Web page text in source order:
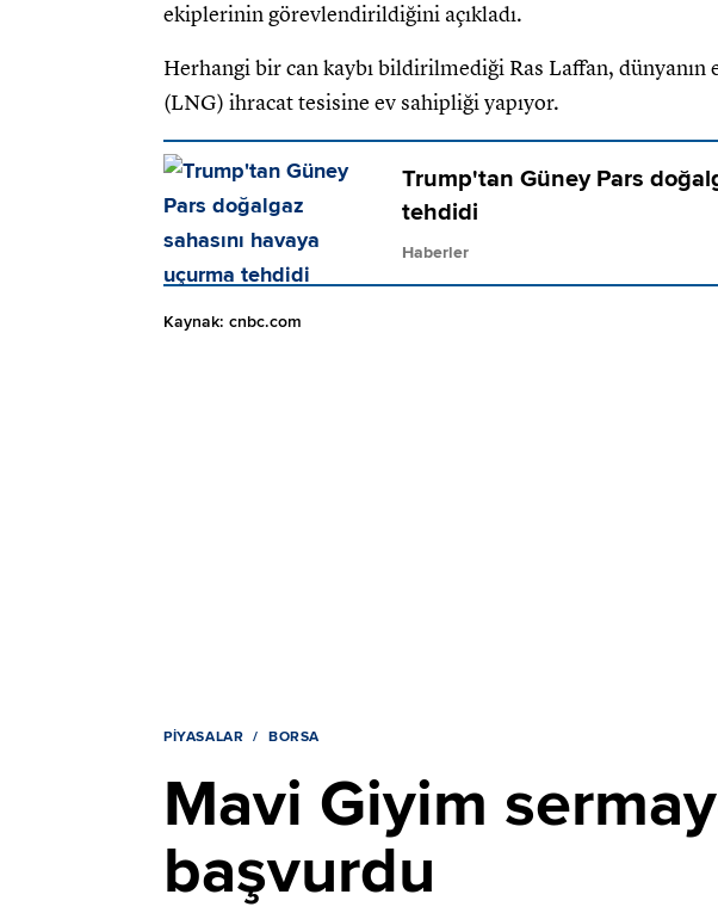
ekiplerinin görevlendirildiğini açıkladı.
Herhangi bir can kaybı bildirilmediği Ras Laffan, dünyanın
(LNG) ihracat tesisine ev sahipliği yapıyor.
Trump'tan Güney Pars
tehdidi
Haberler
Kaynak: cnbc.com
PIYASALAR BORSA
Mavi Giyim
başvurdu